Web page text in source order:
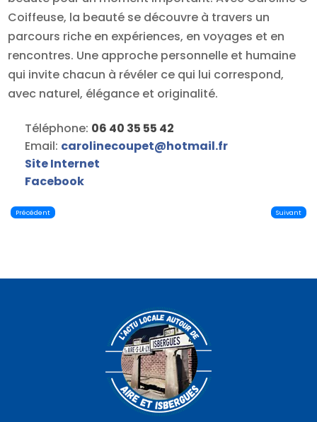
Coiffeuse, la beauté se découvre à travers un
parcours riche en expériences, en voyages et en
rencontres. Une approche personnelle et humaine
qui invite chacun à révéler ce qui lui correspond,
avec naturel, élégance et originalité.
Téléphone: 06 40 35 55 42
Email: carolinecoupet@hotmail.fr
Site Internet
Facebook
Précédent Suivant